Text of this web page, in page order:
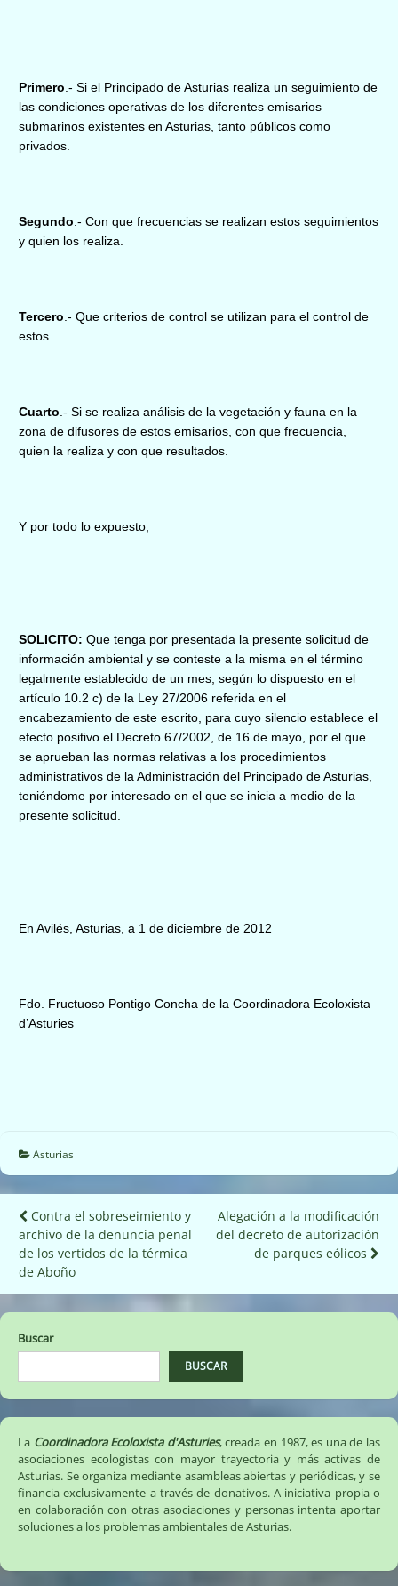
Primero .- Si el Principado de Asturias realiza un seguimiento de
las condiciones operativas de los diferentes emisarios
submarinos existentes en Asturias, tanto públicos como
privados.
Segundo .- Con que frecuencias se realizan estos seguimientos
y quien los realiza.
Tercero .- Que criterios de control se utilizan para el control de
estos.
Cuarto .- Si se realiza análisis de la vegetación y fauna en la
zona de difusores de estos emisarios, con que frecuencia,
quien la realiza y con que resultados.
Y por todo lo expuesto,
SOLICITO: Que tenga por presentada la presente solicitud de
información ambiental y se conteste a la misma en el término
legalmente establecido de un mes, según lo dispuesto en el
artículo 10.2 c) de la Ley 27/2006 referida en el
encabezamiento de este escrito, para cuyo silencio establece el
efecto positivo el Decreto 67/2002, de 16 de mayo, por el que
se aprueban las normas relativas a los procedimientos
administrativos de la Administración del Principado de Asturias,
teniéndome por interesado en el que se inicia a medio de la
presente solicitud.
En Avilés, Asturias, a 1 de diciembre de 2012
Fdo. Fructuoso Pontigo Concha de la Coordinadora Ecoloxista
d’Asturies
Asturias
Navegación
de
entradas
Contra el sobreseimiento y
archivo de la denuncia penal
de los vertidos de la térmica
de Aboño
Alegación a la modificación
del decreto de autorización
de parques eólicos
Buscar
BUSCAR
La Coordinadora Ecoloxista d'Asturies, creada en 1987, es una de las
asociaciones ecologistas con mayor trayectoria y más activas de
Asturias. Se organiza mediante asambleas abiertas y periódicas, y se
financia exclusivamente a través de donativos. A iniciativa propia o
en colaboración con otras asociaciones y personas intenta aportar
soluciones a los problemas ambientales de Asturias.